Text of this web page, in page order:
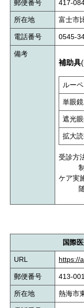
郵便番号 417-
所在地 富士市
電話番号 0545-
備考
補助具
ルーペ
単眼鏡
遮光
拡大
受診方
ケア実
国際
URL https://
郵便番号 413-
所在地 熱海市